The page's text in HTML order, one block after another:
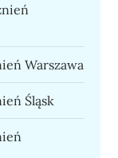
Warszawa
Śląsk